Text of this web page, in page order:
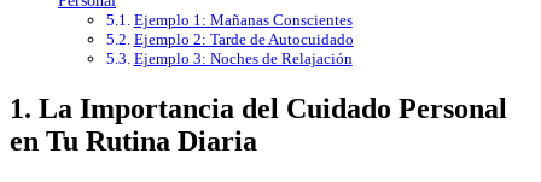
Ejemplo 1: Mañanas Conscientes
Ejemplo 2: Tarde de Autocuidado
Ejemplo 3: Noches de Relajación
1. La Importancia del Cuidado Personal
en Tu Rutina Diaria